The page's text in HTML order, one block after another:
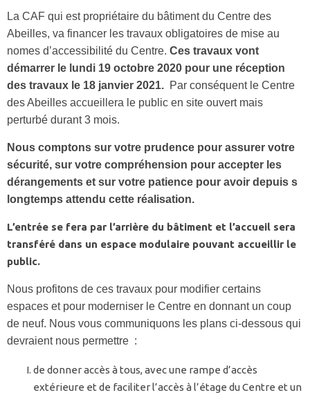
La CAF qui est propriétaire du bâtiment du Centre des
Abeilles, va financer les travaux obligatoires de mise au
nomes d’accessibilité du Centre. Ces travaux vont
démarrer le lundi 19 octobre 2020 pour une réception
des travaux le 18 janvier 2021. Par conséquent le Centre
des Abeilles accueillera le public en site ouvert mais
perturbé durant 3 mois.
Nous comptons sur votre prudence pour assurer votre
sécurité, sur votre compréhension pour accepter les
dérangements et sur votre patience pour avoir depuis s
longtemps attendu cette réalisation.
L’entrée se fera par l’arrière du bâtiment et l’accueil sera
transféré dans un espace modulaire pouvant accueillir le
public.
Nous profitons de ces travaux pour modifier certains
espaces et pour moderniser le Centre en donnant un coup
de neuf. Nous vous communiquons les plans ci-dessous qui
devraient nous permettre :
de donner accès à tous, avec une rampe d’accès
extérieure et de faciliter l’accès à l’étage du Centre et un